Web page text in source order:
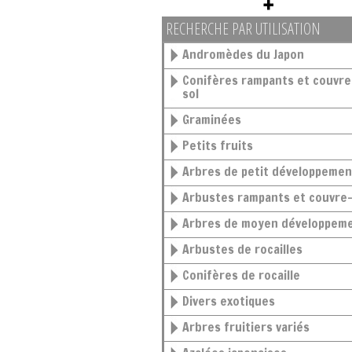
RECHERCHE PAR UTILISATION
Andromèdes du Japon
Conifères rampants et couvre-
sol
Graminées
Petits fruits
Arbres de petit
Arbustes rampants et
Arbres de moyen
Arbustes de rocailles
Conifères de rocaille
Divers exotiques
Arbres fruitiers variés